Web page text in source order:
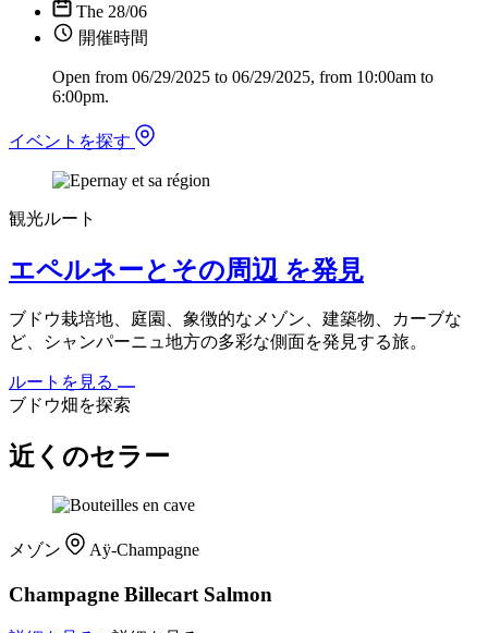
The 28/06
開催時間
Open from 06/29/2025 to 06/29/2025, from 10:00am to
6:00pm.
イベントを探す
観光ルート
エペルネーとその周辺 を発見
ブドウ栽培地、庭園、象徴的なメゾン、建築物、カーブな
ど、シャンパーニュ地方の多彩な側面を発見する旅。
ルートを見る
ブドウ畑を探索
近くのセラー
メゾン Aÿ-Champagne
Champagne Billecart Salmon